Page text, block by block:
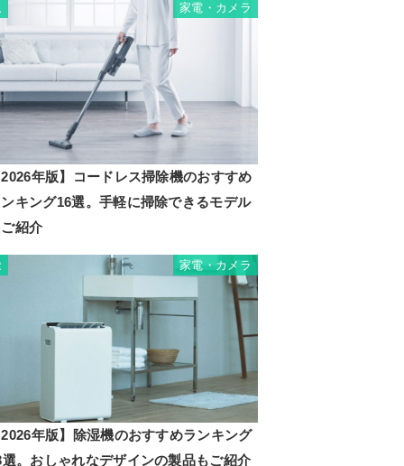
家電・カメラ
年版】コードレス掃除機のおすすめ
キング16選。手軽に掃除できるモデル
紹介
家電・カメラ
年版】除湿機のおすすめランキング
選。おしゃれなデザインの製品もご紹介